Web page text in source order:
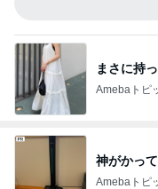
まさに持
Amebaトピ
神がかっ
Amebaトピ